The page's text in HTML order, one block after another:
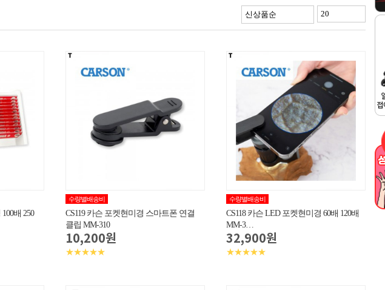
배 250
수량별배송비
CS119 카슨 포켓현미경 스마트폰 연결
클립 MM-310
10,200원
★★★★★
수량별배송비
CS118 카슨 LED 포켓현미경 60배 120배
MM-3…
32,900원
★★★★★